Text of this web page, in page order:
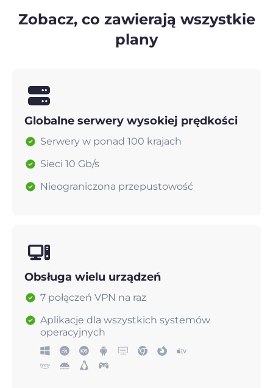
Zobacz, co zawierają wszystkie
plany
Globalne serwery wysokiej prędkości
Serwery w ponad 100 krajach
Sieci 10 Gb/s
Nieograniczona przepustowość
Obsługa wielu urządzeń
7 połączeń VPN na raz
Aplikacje dla wszystkich systemów
operacyjnych